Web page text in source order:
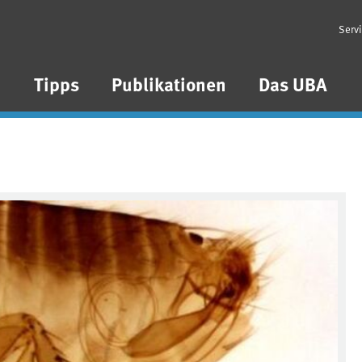
Tipps Publikationen Das UBA